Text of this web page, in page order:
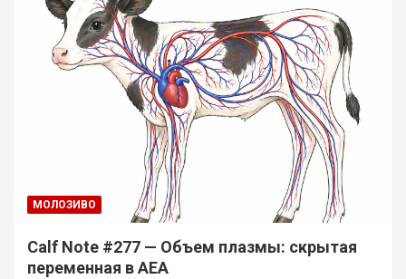
MОЛОЗИВО
Calf Note #277 — Объем плазмы: скрытая
переменная в AEA